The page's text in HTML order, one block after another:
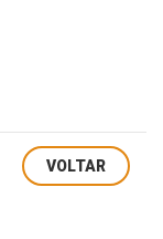
VOLTAR